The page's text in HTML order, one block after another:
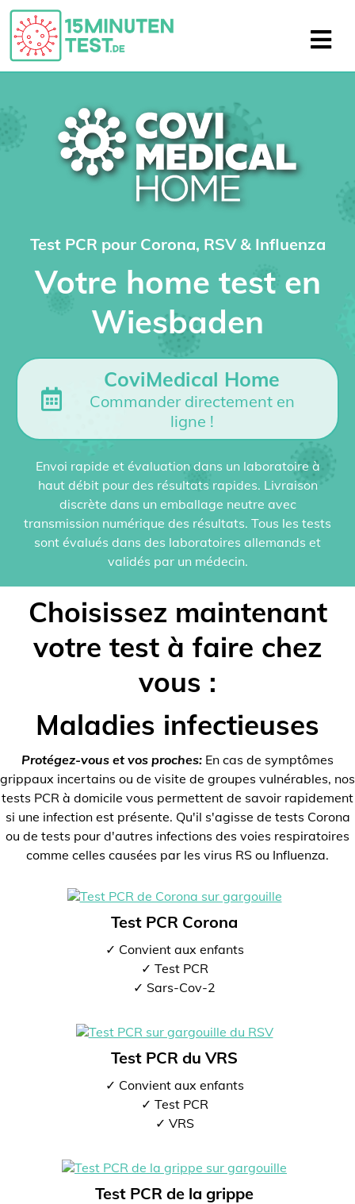
Test PCR pour Corona, RSV & Influenza
Votre home test en
Wiesbaden
CoviMedical Home
Commander directement en
ligne !
Envoi rapide et évaluation dans un laboratoire à
haut débit pour des résultats rapides. Livraison
discrète dans un emballage neutre avec
transmission numérique des résultats. Tous les tests
sont évalués dans des laboratoires allemands et
validés par un médecin.
Choisissez maintenant
votre test à faire chez
vous :
Maladies infectieuses
Protégez-vous et vos proches: En cas de symptômes
grippaux incertains ou de visite de groupes vulnérables, nos
tests PCR à domicile vous permettent de savoir rapidement
si une infection est présente. Qu'il s'agisse de tests Corona
ou de tests pour d'autres infections des voies respiratoires
comme celles causées par les virus RS ou Influenza.
Test PCR Corona
✓ Convient aux enfants
✓ Test PCR
✓ Sars-Cov-2
Test PCR du VRS
✓ Convient aux enfants
✓ Test PCR
✓ VRS
Test PCR de la grippe